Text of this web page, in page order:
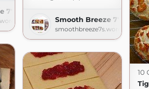
7's | Lizerls Schmankerlblog
Smooth Breeze 7's |
10